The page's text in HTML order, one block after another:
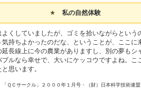
★ 私の自然体験
くしていましたが、ゴミを拾いながらとい
持ちよかったのだな、ということが、ここ
延長線上に今の農業がありますし、別の夢も
ブルなら幸せで、大いにケッコウですよね。
思います。
Ｃサークル」２０００年１月号・（財）日本科学技術連盟